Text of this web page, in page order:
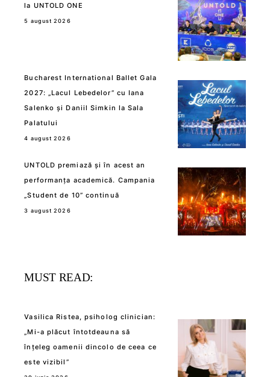
la UNTOLD ONE
5 august 2026
Bucharest International Ballet Gala
2027: „Lacul Lebedelor” cu Iana
Salenko și Daniil Simkin la Sala
Palatului
4 august 2026
UNTOLD premiază și în acest an
performanța academică. Campania
„Student de 10” continuă
3 august 2026
MUST READ:
Vasilica Ristea, psiholog clinician:
„Mi-a plăcut întotdeauna să
înțeleg oamenii dincolo de ceea ce
este vizibil”